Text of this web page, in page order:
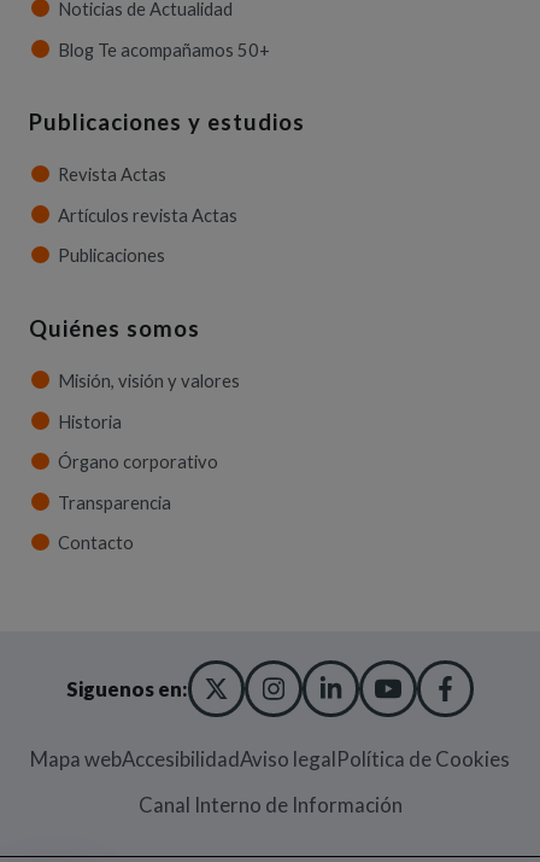
Noticias de Actualidad
Blog Te acompañamos 50+
Publicaciones y estudios
Revista Actas
Artículos revista Actas
Publicaciones
Quiénes somos
Misión, visión y valores
Historia
Órgano corporativo
Transparencia
Contacto
Siguenos en: X TWITTER
(ABRE EN NUEVA
INSTAGRAM
(ABRE EN NUEVA
LINKEDIN
(ABRE EN
YOUTUBE
(ABRE EN
Mapa webAccesibilidadAviso legalPolítica de Cookies
Canal Interno de Información(Abre en